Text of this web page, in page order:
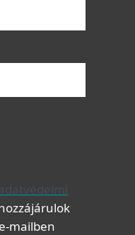
mailben